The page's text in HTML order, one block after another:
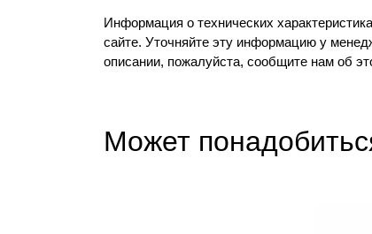
Информация о технических
сайте. Уточняйте эту информацию у
описании, пожалуйста, сообщите нам об
Может